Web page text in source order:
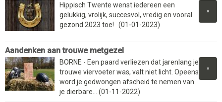
»
Hippisch Twente wenst iedereen een
gelukkig, vrolijk, succesvol, vredig en vooral
gezond 2023 toe! (01-01-2023)
Aandenken aan trouwe metgezel
»
BORNE - Een paard verliezen dat jarenlang je
trouwe viervoeter was, valt niet licht. Opeens
word je gedwongen afscheid te nemen van
je dierbare... (01-11-2022)